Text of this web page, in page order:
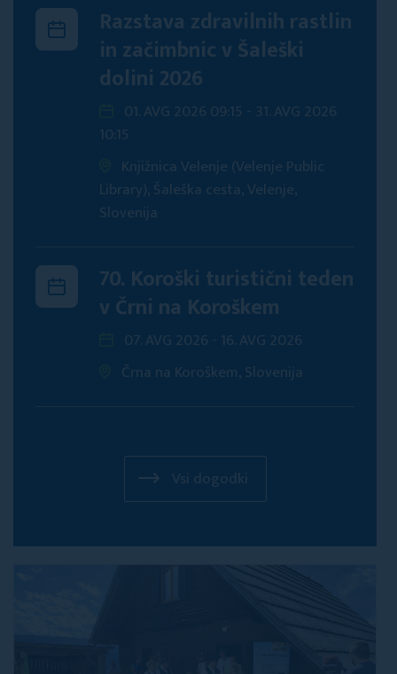
Razstava zdravilnih rastlin
in začimbnic v Šaleški
dolini 2026
01. AVG 2026 09:15 - 31. AVG 2026
10:15
Knjižnica Velenje (Velenje Public
Library), Šaleška cesta, Velenje,
Slovenija
70. Koroški turistični teden
v Črni na Koroškem
07. AVG 2026 - 16. AVG 2026
Črna na Koroškem, Slovenija
Vsi dogodki